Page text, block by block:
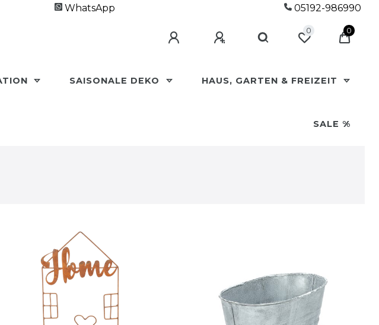
WhatsApp 05192-986990
0 0
SAISONALE DEKO HAUS, GARTEN & FREIZEIT
SALE %